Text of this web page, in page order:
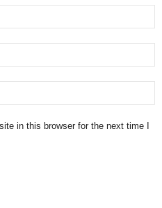
in this browser for the next time I